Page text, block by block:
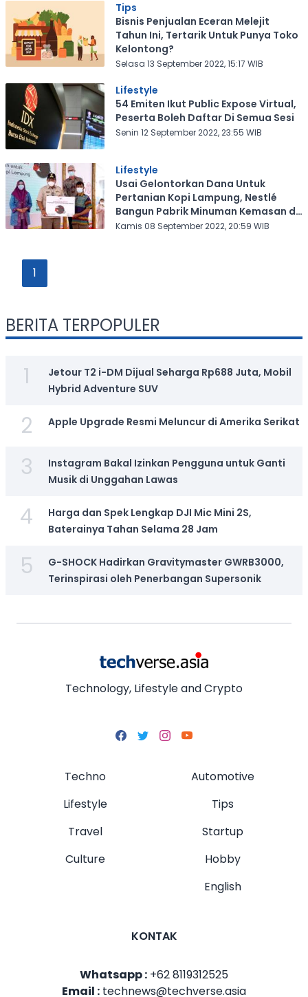
Tips
Bisnis Penjualan Eceran Melejit
Tahun Ini, Tertarik Untuk Punya Toko
Kelontong?
Selasa 13 September 2022, 15:17 WIB
Lifestyle
54 Emiten Ikut Public Expose Virtual,
Peserta Boleh Daftar Di Semua Sesi
Senin 12 September 2022, 23:55 WIB
Lifestyle
Usai Gelontorkan Dana Untuk
Pertanian Kopi Lampung, Nestlé
Bangun Pabrik Minuman Kemasan di
Batang
Kamis 08 September 2022, 20:59 WIB
1
BERITA TERPOPULER
1
Jetour T2 i-DM Dijual Seharga Rp688 Juta, Mobil
Hybrid Adventure SUV
2 Apple Upgrade Resmi Meluncur di Amerika Serikat
3
Instagram Bakal Izinkan Pengguna untuk Ganti
Musik di Unggahan Lawas
4
Harga dan Spek Lengkap DJI Mic Mini 2S,
Baterainya Tahan Selama 28 Jam
5
G-SHOCK Hadirkan Gravitymaster GWRB3000,
Terinspirasi oleh Penerbangan Supersonik
Technology, Lifestyle and Crypto
Techno
Lifestyle
Travel
Culture
Automotive
Tips
Startup
Hobby
English
KONTAK
Whatsapp : +62 8119312525
Email : technews@techverse.asia